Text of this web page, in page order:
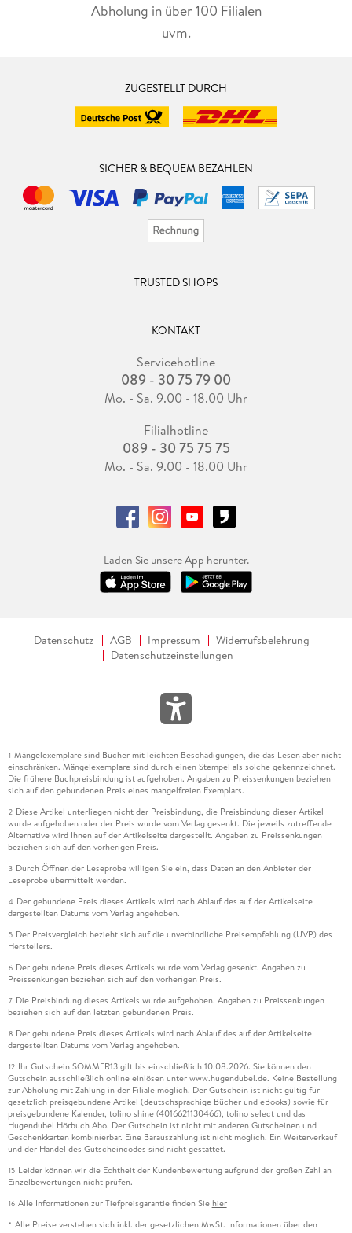
Abholung in über 100 Filialen
uvm.
ZUGESTELLT DURCH
SICHER & BEQUEM BEZAHLEN
TRUSTED SHOPS
KONTAKT
Servicehotline
089 - 30 75 79 00
Mo. - Sa. 9.00 - 18.00 Uhr
Filialhotline
089 - 30 75 75 75
Mo. - Sa. 9.00 - 18.00 Uhr
Laden Sie unsere App herunter.
Datenschutz AGB Impressum
Widerrufsbelehrung
Datenschutzeinstellungen
1 Mängelexemplare sind Bücher mit leichten Beschädigungen, die das Lesen aber nicht
einschränken. Mängelexemplare sind durch einen Stempel als solche gekennzeichnet.
Die frühere Buchpreisbindung ist aufgehoben. Angaben zu Preissenkungen beziehen
sich auf den gebundenen Preis eines mangelfreien Exemplars.
2 Diese Artikel unterliegen nicht der Preisbindung, die Preisbindung dieser Artikel
wurde aufgehoben oder der Preis wurde vom Verlag gesenkt. Die jeweils zutreffende
Alternative wird Ihnen auf der Artikelseite dargestellt. Angaben zu Preissenkungen
beziehen sich auf den vorherigen Preis.
3 Durch Öffnen der Leseprobe willigen Sie ein, dass Daten an den Anbieter der
Leseprobe übermittelt werden.
4 Der gebundene Preis dieses Artikels wird nach Ablauf des auf der Artikelseite
dargestellten Datums vom Verlag angehoben.
5 Der Preisvergleich bezieht sich auf die unverbindliche Preisempfehlung (UVP) des
Herstellers.
6 Der gebundene Preis dieses Artikels wurde vom Verlag gesenkt. Angaben zu
Preissenkungen beziehen sich auf den vorherigen Preis.
7 Die Preisbindung dieses Artikels wurde aufgehoben. Angaben zu Preissenkungen
beziehen sich auf den letzten gebundenen Preis.
8 Der gebundene Preis dieses Artikels wird nach Ablauf des auf der Artikelseite
dargestellten Datums vom Verlag angehoben.
12 Ihr Gutschein SOMMER13 gilt bis einschließlich 10.08.2026. Sie können den
Gutschein ausschließlich online einlösen unter www.hugendubel.de. Keine Bestellung
zur Abholung mit Zahlung in der Filiale möglich. Der Gutschein ist nicht gültig für
gesetzlich preisgebundene Artikel (deutschsprachige Bücher und eBooks) sowie für
preisgebundene Kalender, tolino shine (4016621130466), tolino select und das
Hugendubel Hörbuch Abo. Der Gutschein ist nicht mit anderen Gutscheinen und
Geschenkkarten kombinierbar. Eine Barauszahlung ist nicht möglich. Ein Weiterverkauf
und der Handel des Gutscheincodes sind nicht gestattet.
15 Leider können wir die Echtheit der Kundenbewertung aufgrund der großen Zahl an
Einzelbewertungen nicht prüfen.
16 Alle Informationen zur Tiefpreisgarantie finden Sie hier
* Alle Preise verstehen sich inkl. der gesetzlichen MwSt. Informationen über den